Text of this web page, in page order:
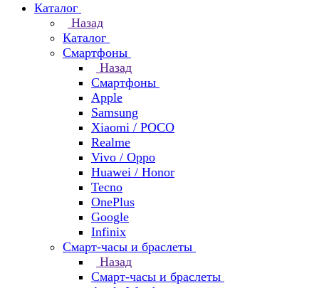
Каталог
Назад
Каталог
Смартфоны
Назад
Смартфоны
Apple
Samsung
Xiaomi / POCO
Realme
Vivo / Oppo
Huawei / Honor
Tecno
OnePlus
Google
Infinix
Смарт-часы и браслеты
Назад
Смарт-часы и браслеты